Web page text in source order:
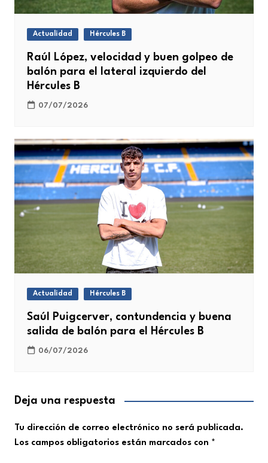
Actualidad Hércules B
Raúl López, velocidad y buen golpeo de
balón para el lateral izquierdo del
Hércules B
07/07/2026
Actualidad Hércules B
Saúl Puigcerver, contundencia y buena
salida de balón para el Hércules B
06/07/2026
Deja una respuesta
Tu dirección de correo electrónico no será publicada.
Los campos obligatorios están marcados con *